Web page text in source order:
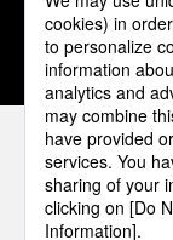
1
パナソ